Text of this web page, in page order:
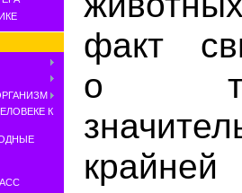
К
факт
о